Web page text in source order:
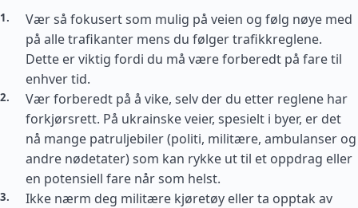
Vær så fokusert som mulig på veien og følg nøye med
på alle trafikanter mens du følger trafikkreglene.
Dette er viktig fordi du må være forberedt på fare til
enhver tid.
Vær forberedt på å vike, selv der du etter reglene har
forkjørsrett. På ukrainske veier, spesielt i byer, er det
nå mange patruljebiler (politi, militære, ambulanser og
andre nødetater) som kan rykke ut til et oppdrag eller
en potensiell fare når som helst.
Ikke nærm deg militære kjøretøy eller ta opptak av